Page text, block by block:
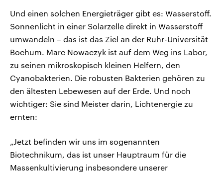
Und einen solchen Energieträger gibt es: Wasserstoff.
Sonnenlicht in einer Solarzelle direkt in Wasserstoff
umwandeln – das ist das Ziel an der Ruhr-Universität
Bochum. Marc Nowaczyk ist auf dem Weg ins Labor,
zu seinen mikroskopisch kleinen Helfern, den
Cyanobakterien. Die robusten Bakterien gehören zu
den ältesten Lebewesen auf der Erde. Und noch
wichtiger: Sie sind Meister darin, Lichtenergie zu
ernten:
„Jetzt befinden wir uns im sogenannten
Biotechnikum, das ist unser Hauptraum für die
Massenkultivierung insbesondere unserer